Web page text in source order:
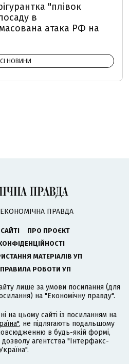
"плівок
в
атака РФ на
НОВИНИ
ЕКОНОМІЧНА ПРАВДА
ПРО ПРОЄКТ
МАТЕРІАЛІВ УП
РОБОТИ УП
лише за умови посилання (для
на "Економічну правду".
на цьому сайті із посиланням на
, не підлягають подальшому
в будь-якій формі,
агентства "Інтерфакс-